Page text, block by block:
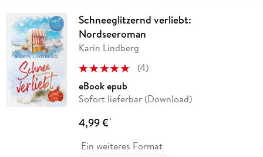
Schneeglitzernd verliebt:
Nordseeroman
Karin Lindberg
(4)
eBook epub
Sofort lieferbar (Download)
4,99 €*
Ein weiteres Format